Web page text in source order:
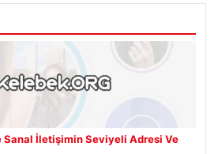
Sanal İletişimin Seviyeli Adresi Ve